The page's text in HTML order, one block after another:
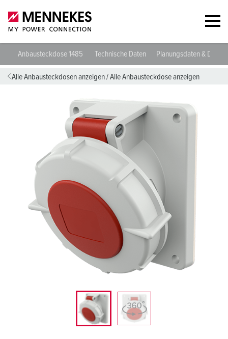
Anbausteckdose 1485 Technische Daten Planungsdaten &
Alle Anbausteckdosen anzeigen/Alle Anbausteckdose anzeigen